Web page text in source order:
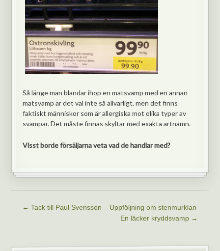
Så länge man blandar ihop en matsvamp med en annan
matsvamp är det väl inte så allvarligt, men det finns
faktiskt människor som är allergiska mot olika typer av
svampar. Det måste finnas skyltar med exakta artnamn.
Visst borde försäljarna veta vad de handlar med?
← Tack till Paul Svensson – Uppföljning om stenmurklan
En läcker kryddsvamp →